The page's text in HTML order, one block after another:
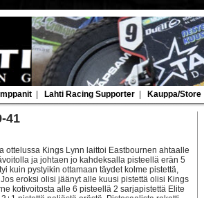
Lahti Racing Supporter Kauppa/Store
41
ottelussa Kings Lynn laittoi Eastbournen ahtaalle
ja johtaen jo kahdeksalla pisteellä erän 5
kuin pystyikin ottamaan täydet kolme pistettä,
eroksi olisi jäänyt alle kuusi pistettä olisi Kings
kotivoitosta alle 6 pisteellä 2 sarjapistettä Elite